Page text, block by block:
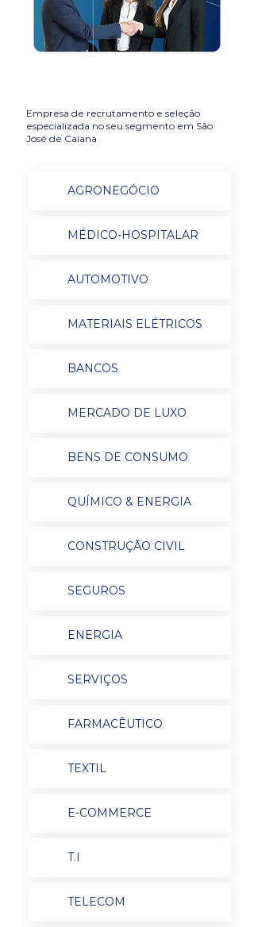
Empresa de recrutamento e seleção
especializada no seu segmento em São
José de Caiana
AGRONEGÓCIO
MÉDICO-HOSPITALAR
AUTOMOTIVO
MATERIAIS ELÉTRICOS
BANCOS
MERCADO DE LUXO
BENS DE CONSUMO
QUÍMICO & ENERGIA
CONSTRUÇÃO CIVIL
SEGUROS
ENERGIA
SERVIÇOS
FARMACÊUTICO
TEXTIL
E-COMMERCE
T.I
TELECOM